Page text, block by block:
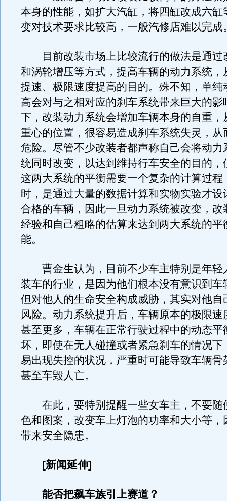
本身的性能，如扩大汽缸，将四缸改成六缸
变对技术要求比较高，一般汽修店难以完成
目前改装市场上比较流行的做法是通过
和涡轮增压等方式，提高车辆的动力系统，
提速、极限速度提高的目的。殊不知，单纯
高会对与之相对应的刹车系统带来巨大的影
下，改装动力系统会增加车辆本身的自重，
重心的位置，很容易造成刹车系统失灵，从
危险。尽管不少改装者都声称自己会将动力
统同时改变，以达到维持行车安全的目的，
这两大系统的平衡需要一个复杂的计算过程
时，是通过大量的数据计算和实物实验才设
合格的车辆，因此一旦动力系统被改变，改
经验和自己粗略的估算来达到两大系统的平
能。
曹金生认为，目前不少车主特别是年轻
装车的行业，是因为他们根本没有意识到车
但对他人的生命安全构成威胁，其实对他自
风险。动力系统提升后，车辆原本的极限速
甚至更多，车辆在正常行驶过程中的动态平
坏，即使在无人碰撞或者紧急刹车的情况下
易出现失控的状况，严重时可能导致车辆骨
甚至车毁人亡。
在此，要特别提醒一些女车主，不要随
色和图案，改变车上灯泡的功率和大小等，
带来安全隐患。
[新闻延伸]
能否把飙车族引上赛道？